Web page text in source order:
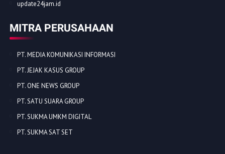
update24jam.id
MITRA PERUSAHAAN
PT. MEDIA KOMUNIKASI INFORMASI
PT. JEJAK KASUS GROUP
PT. ONE NEWS GROUP
PT. SATU SUARA GROUP
PT. SUKMA UMKM DIGITAL
PT. SUKMA SAT SET